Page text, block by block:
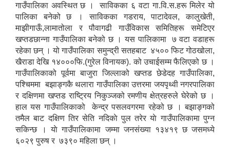
गाउँपालिका अवस्थित छ । साविकका ६ वटा गा.वि.स.हरू मिलेर यो
पालिका बनेको छ । साविकका गडराय, पाटादेवल, कालुखेती,
माझीगाऊँ,लामातोला र पौवागढी गाउँविकास समितिहरू समेटिएर
खप्तडछान्ना गाउँपालिका बनेको छ । यस पालिकामा ७ वटा वडाहरू
रहेका छन् । यो गाउँपालिका समुन्द्री सतहबाट ४५०० फिट गोठखोला,
खैराडा देखि १४०००फि.(गुरेल विनायक). को उचाईसम्म फैलिएको छ ।
गाउँपालिकाको पूर्वमा बाजुरा जिल्लाको खप्तड छेडेदह गाउँपालिका,
पश्चिममा बझाङ्गकै थलारा गाउँपालिका उत्तरमा जयपृथ्वी नगरपालिका
र दक्षिणमा खप्तड राष्ट्रिय निकुञ्जको रमणीय क्षेत्रहरुले घेरेको छ ।
हाल यस गाउँपालिकाको केन्द्र पसलवगरमा रहेको छ । बझाङ्गको
तमैल बाट दक्षिण तिर सेति नदिकाे पुल तरेर याे गाउँपालिकामा पुग्न
सकिन्छ । याे गाउँपालिकामा जम्मा जनस‌ंख्या १३४१९ छ जसमध्ये
६०२९ पुरुष र ७३९० महिला छन् ।